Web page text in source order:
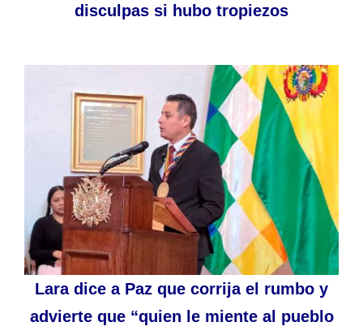
disculpas si hubo tropiezos
Lara dice a Paz que corrija el rumbo y
advierte que “quien le miente al pueblo